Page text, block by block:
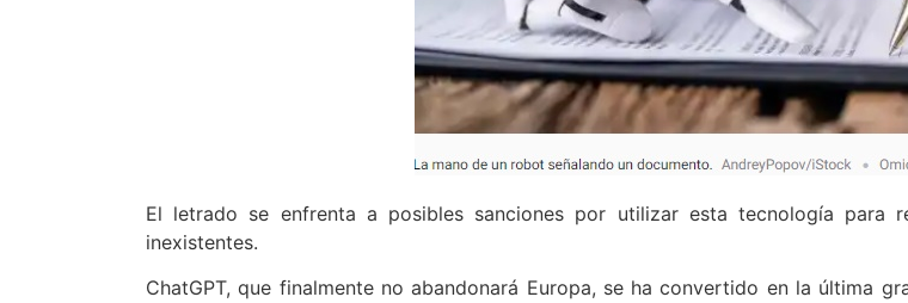
El letrado se enfrenta a posibles sanciones por utilizar esta tecnología para
inexistentes.
ChatGPT, que finalmente no abandonará Europa, se ha convertido en la última